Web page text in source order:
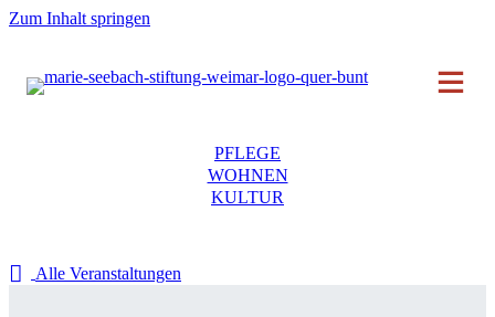
Zum Inhalt springen
PFLEGE
WOHNEN
KULTUR
Alle Veranstaltungen